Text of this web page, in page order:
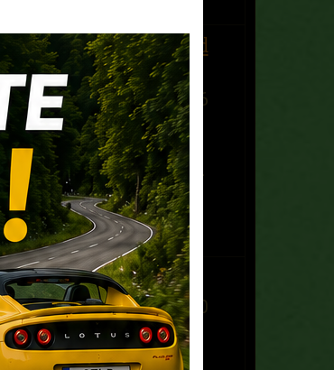
Lotus Diamond
Tour
Op 04/10/2026
om 08:30
PLAASJ KAFFEE
FOOD & DRINKS -
Antwerpen-
Linkeroever
Lotus Noordzee Tour
Op 08/11/2026 om 09:00
Garage Lotus Verhiest -
Oostende